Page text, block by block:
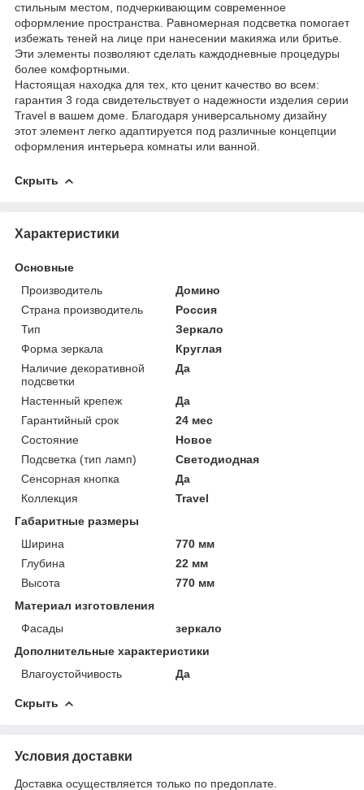
стильным местом, подчеркивающим современное
оформление пространства. Равномерная подсветка помогает
избежать теней на лице при нанесении макияжа или бритье.
Эти элементы позволяют сделать каждодневные процедуры
более комфортными.
Настоящая находка для тех, кто ценит качество во всем:
гарантия 3 года свидетельствует о надежности изделия серии
Travel в вашем доме. Благодаря универсальному дизайну
этот элемент легко адаптируется под различные концепции
оформления интерьера комнаты или ванной.
Скрыть
Характеристики
Основные
Производитель
Домино
Страна производитель
Россия
Тип
Зеркало
Форма зеркала
Круглая
Наличие декоративной
подсветки
Да
Настенный крепеж
Да
Гарантийный срок
24 мес
Состояние
Новое
Подсветка (тип ламп)
Светодиодная
Сенсорная кнопка
Да
Коллекция
Travel
Габаритные размеры
Ширина
770 мм
Глубина
22 мм
Высота
770 мм
Материал изготовления
Фасады
зеркало
Дополнительные характеристики
Влагоустойчивость
Да
Скрыть
Условия доставки
Доставка осуществляется только по предоплате.